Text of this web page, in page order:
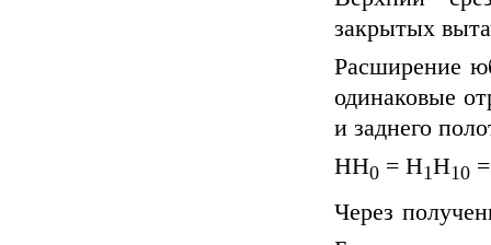
закрытых
Расширение
одинаковые
и заднего
НН0 = Н1Н10
Через